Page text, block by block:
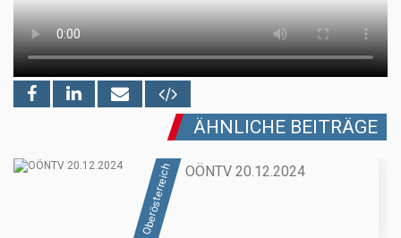
ÄHNLICHE BEITRÄGE
Oberösterreich OÖNTV 20.12.2024